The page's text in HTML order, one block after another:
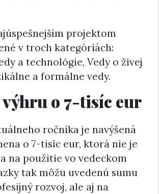
projektom
v troch kategóriách:
a technológie, Vedy o živej
a formálne vedy.
o 7-tisíc eur
ročníka je navýšená
o 7-tisíc eur, ktorá nie je
na použitie vo vedeckom
tak môžu uvedenú sumu
rozvoj, ale aj na